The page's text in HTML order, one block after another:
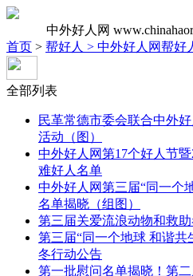
中外好人网
首页 > 帮好人 > 中外好人网帮好
全部列表
民革常德市委会联合中外
活动（图）
中外好人网第17个好人节
难好人名单
中外好人网第三届“同一个
名单揭晓（组图）
第三届关爱流浪动物和救
第三届“同一个地球 和谐共
冬行动公告
第一批慰问名单揭晓！第